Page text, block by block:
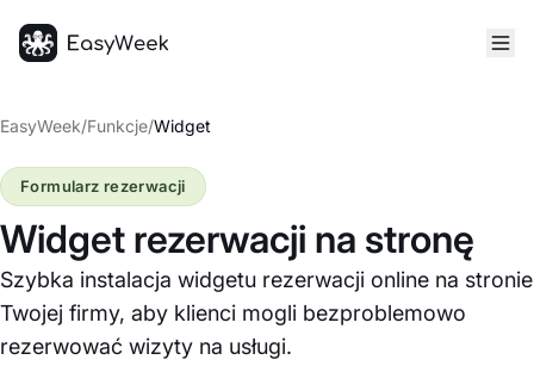
EasyWeek/Funkcje/Widget
Widget rezerwacji na stronę
Szybka instalacja widgetu rezerwacji online na stronie
Twojej firmy, aby klienci mogli bezproblemowo
rezerwować wizyty na usługi.
Formularz rezerwacji